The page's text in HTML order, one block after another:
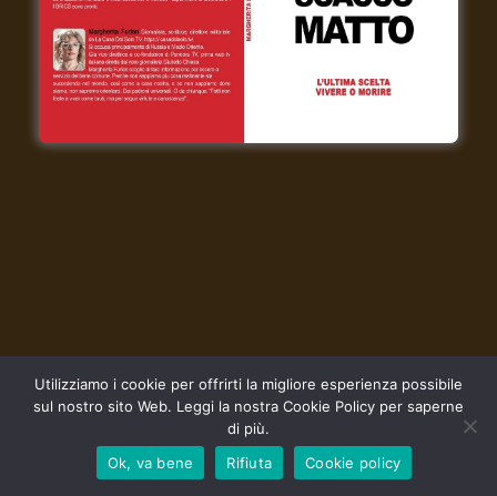
Utilizziamo i cookie per offrirti la migliore esperienza possibile
sul nostro sito Web. Leggi la nostra Cookie Policy per saperne
di più.
Ok, va bene
Rifiuta Cookie policy